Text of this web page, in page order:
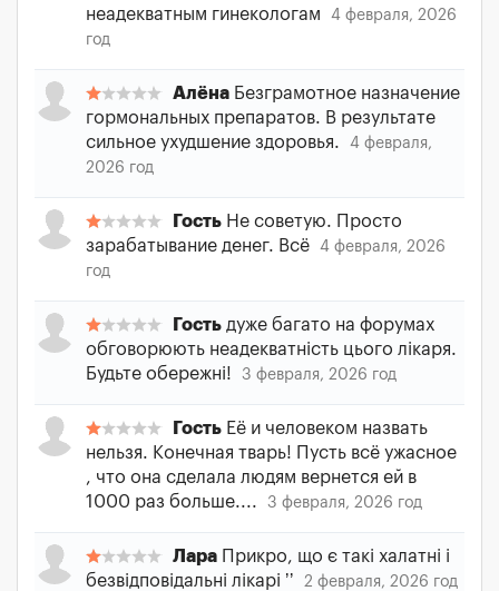
неадекватным гинекологам
4 февраля, 2026
год
Алёна Безграмотное назначение
гормональных препаратов. В результате
сильное ухудшение здоровья.
4 февраля,
2026 год
Гость Не советую. Просто
зарабатывание денег. Всё
4 февраля, 2026
год
Гость дуже багато на форумах
обговорюють неадекватність цього лікаря.
Будьте обережні!
3 февраля, 2026 год
Гость Её и человеком назвать
нельзя. Конечная тварь! Пусть всё ужасное
, что она сделала людям вернется ей в
1000 раз больше....
3 февраля, 2026 год
Лара Прикро, що є такі халатні і
безвідповідальні лікарі ʼʼ
2 февраля, 2026 год